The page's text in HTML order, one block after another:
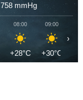
758 mmHg
08:00
+28°C
09:00
+30°C
›